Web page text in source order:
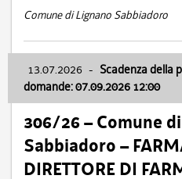
Comune di Lignano Sabbiadoro
13.07.2026 - Scadenza della
domande: 07.09.2026 12:00
306/26 – Comune
Sabbiadoro –
DIRETTORE DI